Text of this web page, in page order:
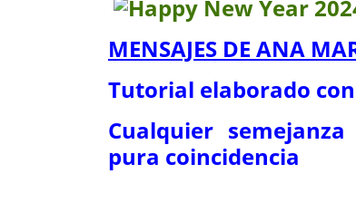
MENSAJES DE ANA
Tutorial elaborado con
Cualquier
pura coincidencia